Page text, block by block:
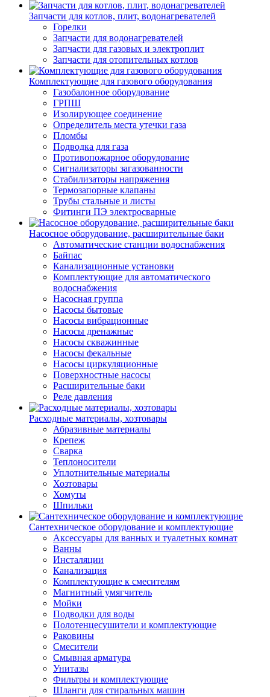
Запчасти для котлов, плит, водонагревателей
Горелки
Запчасти для водонагревателей
Запчасти для газовых и электроплит
Запчасти для отопительных котлов
Комплектующие для газового оборудования
Газобалонное оборудование
ГРПШ
Изолирующее соединение
Определитель места утечки газа
Пломбы
Подводка для газа
Противопожарное оборудование
Сигнализаторы загазованности
Стабилизаторы напряжения
Термозапорные клапаны
Трубы стальные и листы
Фитинги ПЭ электросварные
Насосное оборудование, расширительные баки
Автоматические станции водоснабжения
Байпас
Канализационные установки
Комплектующие для автоматического
водоснабжения
Насосная группа
Насосы бытовые
Насосы вибрационные
Насосы дренажные
Насосы скважинные
Насосы фекальные
Насосы циркуляционные
Поверхностные насосы
Расширительные баки
Реле давления
Расходные материалы, хозтовары
Абразивные материалы
Крепеж
Сварка
Теплоносители
Уплотнительные материалы
Хозтовары
Хомуты
Шпильки
Сантехническое оборудование и комплектующие
Аксессуары для ванных и туалетных комнат
Ванны
Инсталяции
Канализация
Комплектующие к смесителям
Магнитный умягчитель
Мойки
Подводки для воды
Полотенцесушители и комплектующие
Раковины
Смесители
Смывная арматура
Унитазы
Фильтры и комплектующие
Шланги для стиральных машин